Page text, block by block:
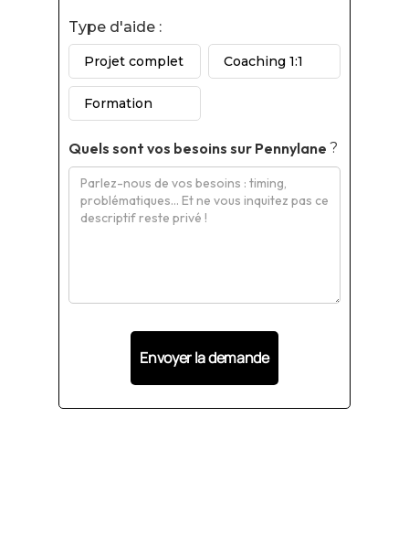
Type d'aide :
Projet complet Coaching 1:1
Formation
Quels sont vos besoins sur Pennylane ?